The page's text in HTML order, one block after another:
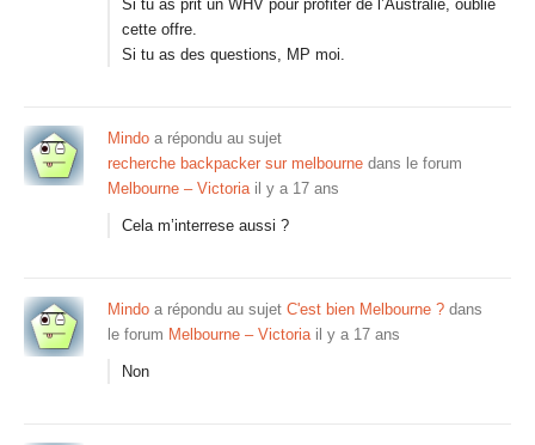
Si tu as prit un WHV pour profiter de l’Australie, oublie
cette offre.
Si tu as des questions, MP moi.
Mindo a répondu au sujet
recherche backpacker sur melbourne dans le forum
Melbourne – Victoria il y a 17 ans
Cela m’interrese aussi ?
Mindo a répondu au sujet C'est bien Melbourne ? dans
le forum Melbourne – Victoria il y a 17 ans
Non